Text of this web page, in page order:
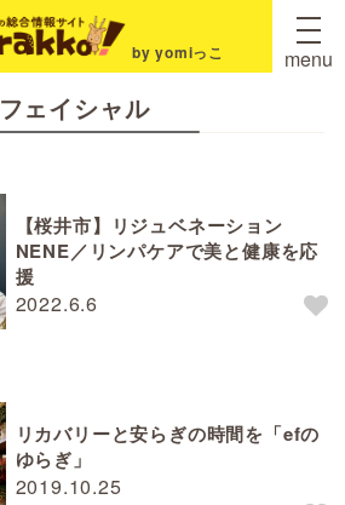
by yomiっこ menu
フェイシャル
2022.6.6
【桜井市】リジュベネーション
NENE／リンパケアで美と健康を応
援
2019.10.25
リカバリーと安らぎの時間を「efの
ゆらぎ」